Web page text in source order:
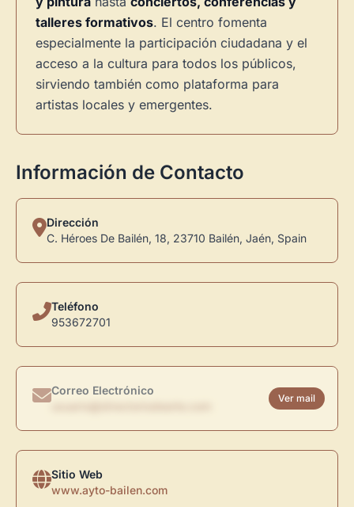
talleres formativos. El centro fomenta
especialmente la participación ciudadana y el
acceso a la cultura para todos los públicos,
sirviendo también como plataforma para
artistas locales y emergentes.
Información de Contacto
Dirección
C. Héroes De Bailén, 18, 23710 Bailén, Jaén, Spain
Teléfono
953672701
Correo Electrónico
Ver mail
Sitio Web
www.ayto-bailen.com